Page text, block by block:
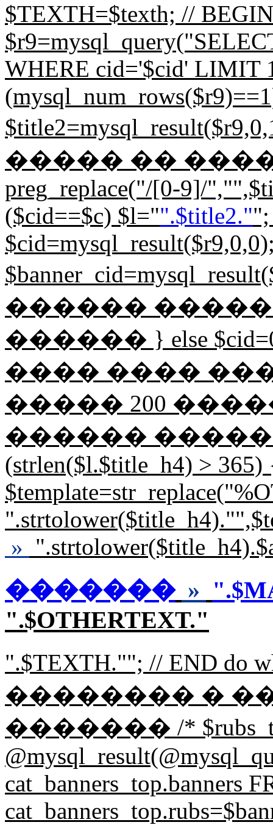
$TEXTH=$texth; //
WHERE cid='$cid' LIMIT
����� �� ����.
preg_replace("/[0-9]/
($cid==$c) $l="".$title2."
������
������ } else
���� ����
����� 200
������
(strlen($l.$title_h4) >
»
������� »
".$OTHERTEXT."
".$TEXTH.""; // END
�������� �
������� /*
cat_banners_top.banners